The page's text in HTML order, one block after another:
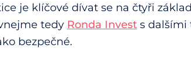
je klíčové dívat se na čtyři
tedy Ronda Invest s dalšími
bezpečné.